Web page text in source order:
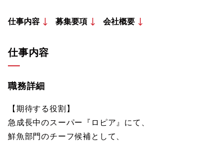
仕事内容 募集要項 会社概要
仕事内容
職務詳細
【期待する役割】
急成長中のスーパー『ロピア』にて、
鮮魚部門のチーフ候補として、